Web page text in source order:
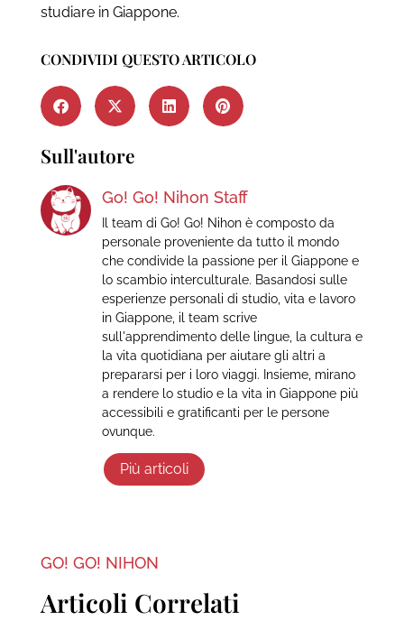
studiare in Giappone.
CONDIVIDI QUESTO ARTICOLO
Sull'autore
Go! Go! Nihon Staff
Il team di Go! Go! Nihon è composto da
personale proveniente da tutto il mondo
che condivide la passione per il Giappone e
lo scambio interculturale. Basandosi sulle
esperienze personali di studio, vita e lavoro
in Giappone, il team scrive
sull'apprendimento delle lingue, la cultura e
la vita quotidiana per aiutare gli altri a
prepararsi per i loro viaggi. Insieme, mirano
a rendere lo studio e la vita in Giappone più
accessibili e gratificanti per le persone
ovunque.
Più articoli
GO! GO! NIHON
Articoli Correlati